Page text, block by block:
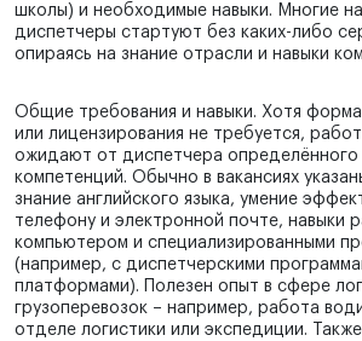
школы) и необходимые навыки. Многие
диспетчеры стартуют без каких-либо
опираясь на знание отрасли и навыки
Общие требования и навыки. Хотя
или лицензирования не требуется,
ожидают от диспетчера определённого
компетенций. Обычно в вакансиях
знание английского языка, умение
телефону и электронной почте, навыки
компьютером и специализированными
(например, с диспетчерскими
платформами). Полезен опыт в сфере
грузоперевозок – например, работа
отделе логистики или экспедиции.